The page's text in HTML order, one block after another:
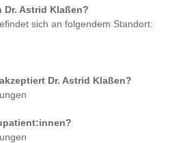
Dr. Astrid Klaßen?
sich an folgendem Standort:
Dr. Astrid Klaßen?